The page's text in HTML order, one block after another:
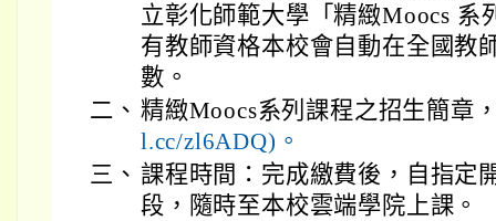
立彰化師範大學「精緻Moocs 系
有教師資格本校會自動在全國教
數。
二、 精緻Moocs系列課程之招生簡章
l.cc/zl6ADQ)。
三、 課程時間：完成繳費後，自指定
段，隨時至本校雲端學院上課。